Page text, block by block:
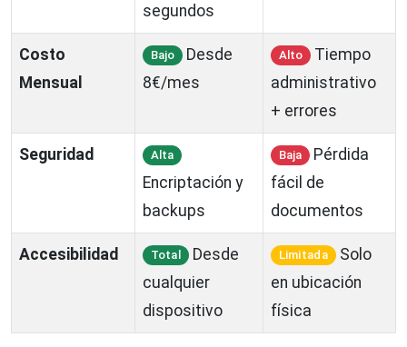
segundos
Costo
Mensual
Bajo
Desde
8€/mes
Alto
Tiempo
administrativo
+ errores
Seguridad Alta
Encriptación y
backups
Baja
Pérdida
fácil de
documentos
Accesibilidad Total
Desde
cualquier
dispositivo
Limitada Solo
en ubicación
física